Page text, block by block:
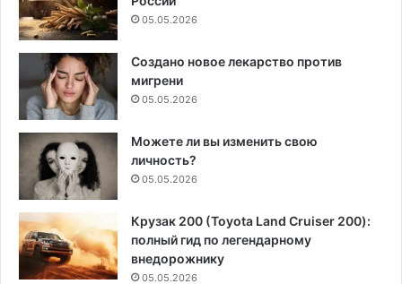
05.05.2026
Создано новое лекарство против
мигрени
05.05.2026
Можете ли вы изменить свою
личность?
05.05.2026
Крузак 200 (Toyota Land Cruiser 200):
полный гид по легендарному
внедорожнику
05.05.2026